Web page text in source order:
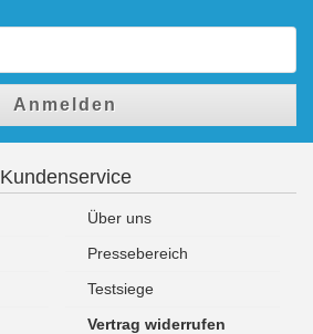
Anmelden
Kundenservice
Über uns
Pressebereich
Testsiege
Vertrag widerrufen